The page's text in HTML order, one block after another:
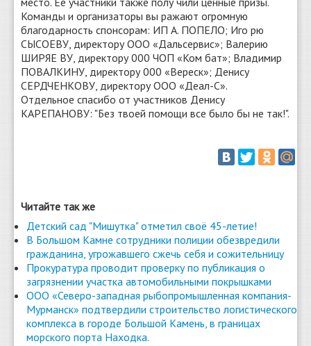
Команды и организаторы вы ражают огромную
благодарность спонсорам: ИП А. ПОПЕЛО; Иго рю
СЫСОЕВУ, директору ООО «Дальсервис»; Валерию
ШИРЯЕ ВУ, директору 000 ЧОП «Ком бат»; Владимир
ПОВАЛКИНУ, директору 000 «Вереск»; Денису
СЕРДЧЕНКОВУ, директору ООО «Деал-С».
Отдельное спасибо от участников Денису
КАРЕПАНОВУ: "Без твоей помощи все было бы не так!".
Читайте так же
Детский сад "Мишутка" отметил своё 45-летие!
В Большом Камне сотрудники полиции обезвредили
гражданина, угрожавшего сжечь себя и сожительницу
Прокуратура проводит проверку по публикация о
загрязнении участка автомобильными покрышками
ООО «Северо-западная рыбопромышленная компания-
Мурманск» подтвердили строительство логистического
комплекса в городе Большой Камень, в границах
морского порта Находка.